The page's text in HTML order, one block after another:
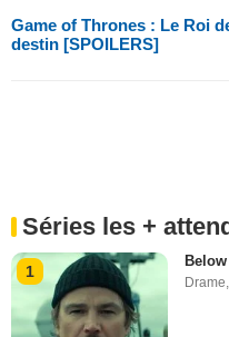
Game of Thrones : Le Roi
destin [SPOILERS]
Séries les +
1
Below
Drame